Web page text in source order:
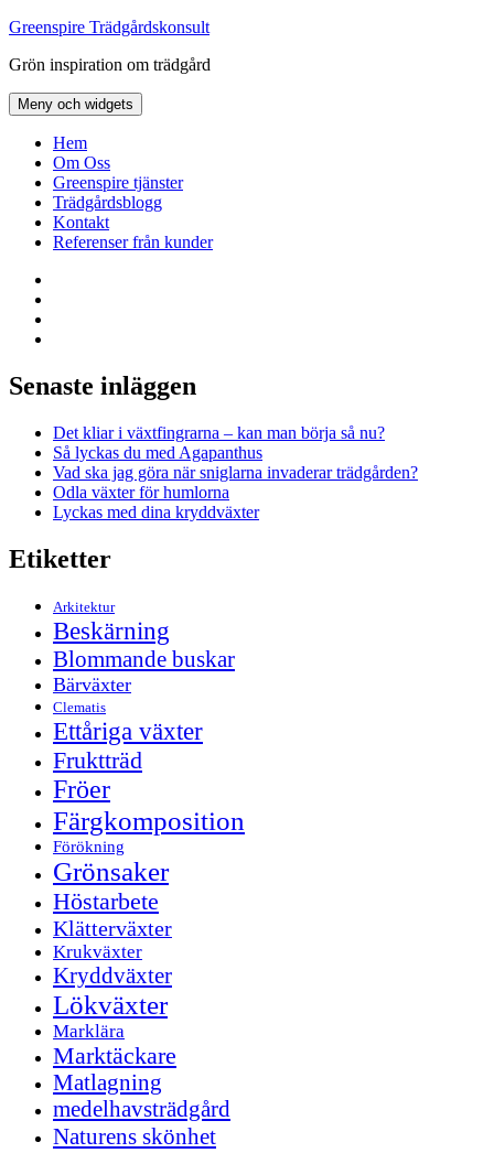
Hoppa
innehåll
Greenspire Trädgårdskonsult
Grön inspiration om trädgård
Meny och widgets
Hem
Om Oss
Greenspire tjänster
Trädgårdsblogg
Kontakt
Referenser från kunder
Senaste inläggen
Det kliar i växtfingrarna – kan man börja så nu?
Så lyckas du med Agapanthus
Vad ska jag göra när sniglarna invaderar trädgården?
Odla växter för humlorna
Lyckas med dina kryddväxter
Etiketter
Arkitektur
Beskärning
Blommande buskar
Bärväxter
Clematis
Ettåriga växter
Fruktträd
Fröer
Färgkomposition
Förökning
Grönsaker
Höstarbete
Klätterväxter
Krukväxter
Kryddväxter
Lökväxter
Marklära
Marktäckare
Matlagning
medelhavsträdgård
Naturens skönhet